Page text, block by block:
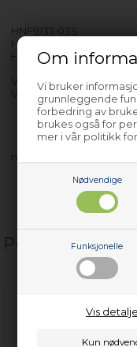
Om
Vi bruker
grunnleggende
forbedring av
brukes også for
mer i vår politikk for
Nødvendige
Funksjonelle
Vis
HNF9137-03S
HNF9167-03
HNF9167-86S
VHD1616-86S
VHD814-86S
med flere…
Populære